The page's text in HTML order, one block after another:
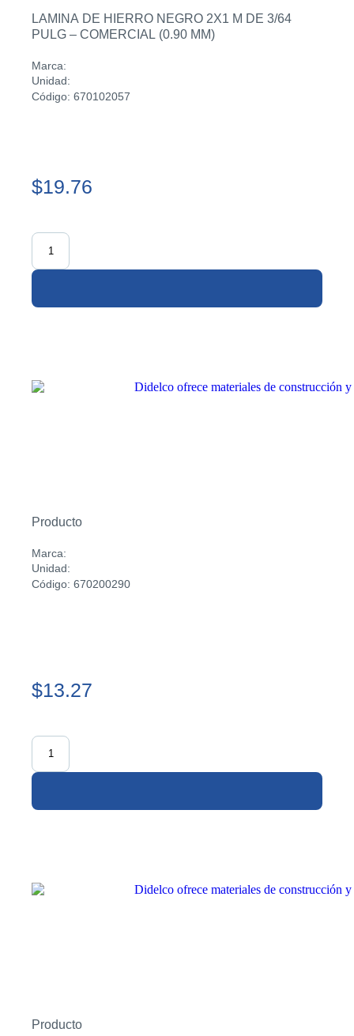
LAMINA DE HIERRO NEGRO 2X1 M DE 3/64
PULG – COMERCIAL (0.90 MM)
Marca:
Unidad:
Código: 670102057
$19.76
Producto
Marca:
Unidad:
Código: 670200290
$13.27
Producto